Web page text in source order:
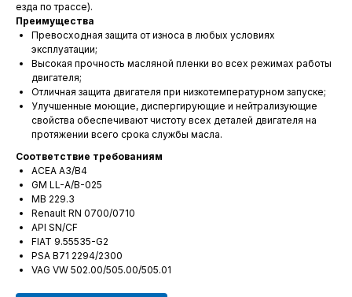
езда по трассе).
Преимущества
Превосходная защита от износа в любых условиях
эксплуатации;
Высокая прочность масляной пленки во всех режимах работы
двигателя;
Отличная защита двигателя при низкотемпературном запуске;
Улучшенные моющие, диспергирующие и нейтрализующие
свойства обеспечивают чистоту всех деталей двигателя на
протяжении всего срока службы масла.
Соответствие требованиям
ACEA A3/B4
GM LL-A/B-025
MB 229.3
Renault RN 0700/0710
API SN/CF
FIAT 9.55535-G2
PSA B71 2294/2300
VAG VW 502.00/505.00/505.01